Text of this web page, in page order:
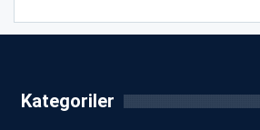
Kategoriler